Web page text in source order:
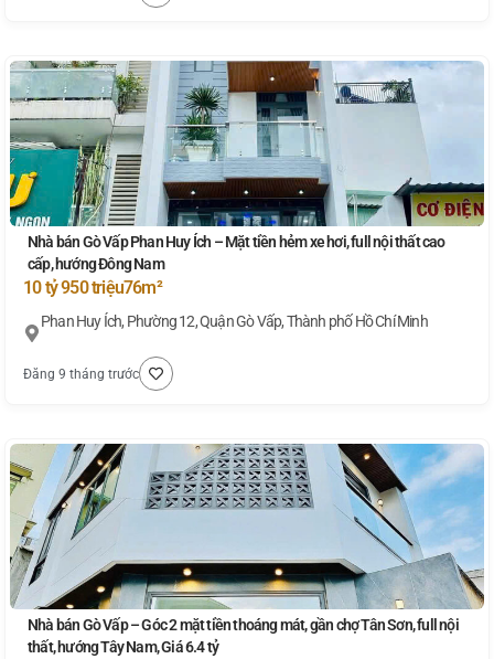
Nhà bán Gò Vấp Phan Huy Ích – Mặt tiền hẻm xe hơi, full nội thất cao
cấp, hướng Đông Nam
10 tỷ 950 triệu76m²
Phan Huy Ích, Phường 12, Quận Gò Vấp, Thành phố Hồ Chí Minh
Đăng 9 tháng trước
Nhà bán Gò Vấp – Góc 2 mặt tiền thoáng mát, gần chợ Tân Sơn, full nội
thất, hướng Tây Nam, Giá 6.4 tỷ